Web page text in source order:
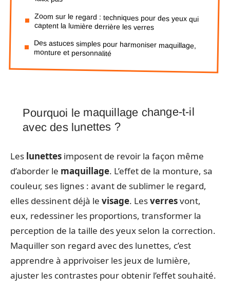
Zoom sur le regard : techniques pour des yeux qui
captent la lumière derrière les verres
Des astuces simples pour harmoniser maquillage,
monture et personnalité
Pourquoi le maquillage change-t-il
avec des lunettes ?
Les lunettes imposent de revoir la façon même
d’aborder le maquillage. L’effet de la monture, sa
couleur, ses lignes : avant de sublimer le regard,
elles dessinent déjà le visage. Lesverresvont,
eux, redessiner les proportions, transformer la
perception de la taille des yeux selon la correction.
Maquiller son regard avec des lunettes, c’est
apprendre à apprivoiser les jeux de lumière,
ajuster les contrastes pour obtenir l’effet souhaité.